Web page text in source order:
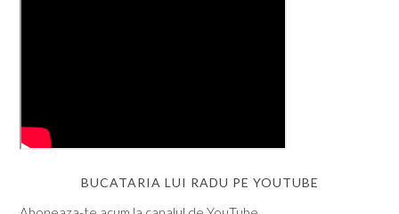
BUCATARIA LUI RADU PE YOUTUBE